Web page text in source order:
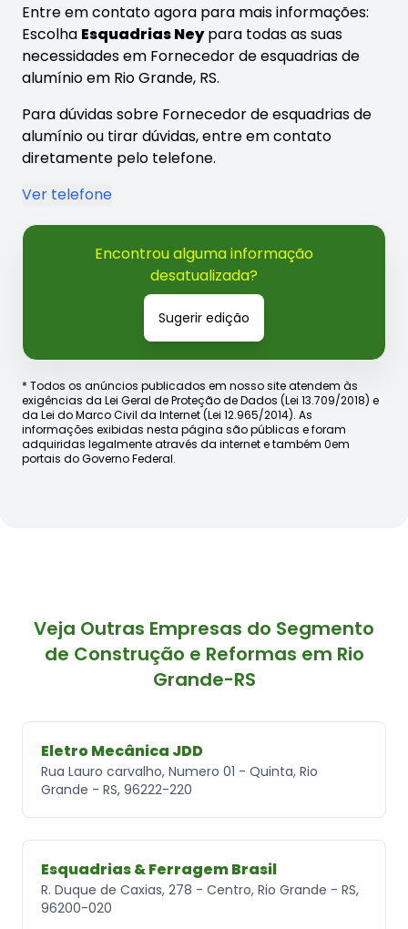
Entre em contato agora para mais informações:
Escolha Esquadrias Neypara todas as suas
necessidades em Fornecedor de esquadrias de
alumínio em Rio Grande, RS.
Para dúvidas sobre Fornecedor de esquadrias de
alumínio ou tirar dúvidas, entre em contato
diretamente pelo telefone.
Ver telefone
Encontrou alguma informação
desatualizada?
Sugerir edição
* Todos os anúncios publicados em nosso site atendem às
exigências da Lei Geral de Proteção de Dados (Lei 13.709/2018) e
da Lei do Marco Civil da Internet (Lei 12.965/2014). As
informações exibidas nesta página são públicas e foram
adquiridas legalmente através da internet e também 0em
portais do Governo Federal.
Veja Outras Empresas do Segmento
de Construção e Reformas em Rio
Grande-RS
Eletro Mecânica JDD
Rua Lauro carvalho, Numero 01 - Quinta, Rio
Grande - RS, 96222-220
Esquadrias & Ferragem Brasil
R. Duque de Caxias, 278 - Centro, Rio Grande - RS,
96200-020